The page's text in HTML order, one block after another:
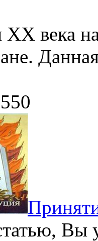
века
Вы